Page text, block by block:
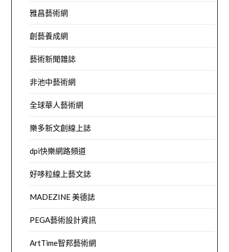
雅昌藝術網
創藝養成網
藝術新聞雜誌
非池中藝術網
全球華人藝術網
樂多新文創線上誌
dpi快樂網路頻道
好哆粒線上藝文誌
MADEZINE 美德誌
PEGA藝術設計資訊
ArtTime智邦藝術網